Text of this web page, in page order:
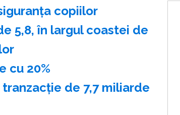
copiilor
5,8, în largul coastei de
cu 20%
de 7,7 miliarde